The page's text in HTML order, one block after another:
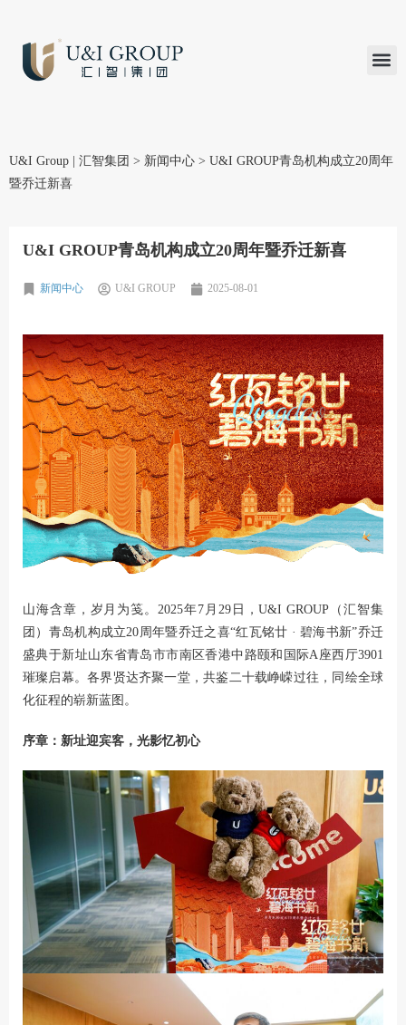
U&I Group | 汇智集团 > 新闻中心 > U&I GROUP青岛机构成立20周年
暨乔迁新喜
U&I GROUP青岛机构成立20周年暨乔迁新喜
新闻中心 U&I GROUP 2025-08-01
山海含章，岁月为笺。2025年7月29日，U&I GROUP（汇智集
团）青岛机构成立20周年暨乔迁之喜“红瓦铭廿 · 碧海书新”乔迁
盛典于新址山东省青岛市市南区香港中路颐和国际A座西厅3901
璀璨启幕。各界贤达齐聚一堂，共鉴二十载峥嵘过往，同绘全球
化征程的崭新蓝图。
序章：新址迎宾客，光影忆初心